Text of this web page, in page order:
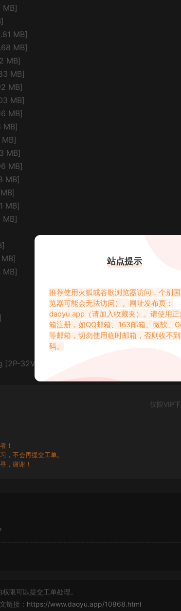
MB]
MB]
MB]
MB]
MB]
MB]
MB]
MB]
MB]
MB]
MB]
MB]
MB]
MB]
MB]
[2P-32V 139.87 MB]
仅限VIP
！
不会再提交工单。
，谢谢！
限可以提交工单处理。
链接： https://www.daoyu.app/10868.html
站点提示
推荐使用火狐或谷歌浏览器访问，个别
览器可能会无法访问）。网址发布页：
daoyu.app （请加入收藏夹）。请使用
箱注册，如QQ邮箱、163邮箱、微软、
等邮箱，切勿使用临时邮箱，否则收不
码。